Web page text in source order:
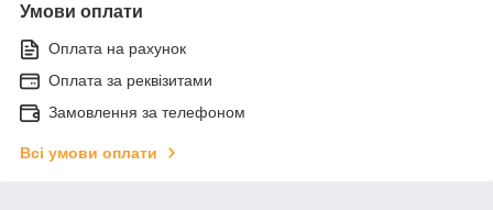
Умови оплати
Оплата на рахунок
Оплата за реквізитами
Замовлення за телефоном
Всі умови оплати